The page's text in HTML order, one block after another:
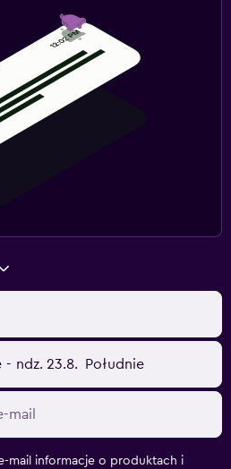
- ndz. 23.8. Południe
mail informacje o produktach i